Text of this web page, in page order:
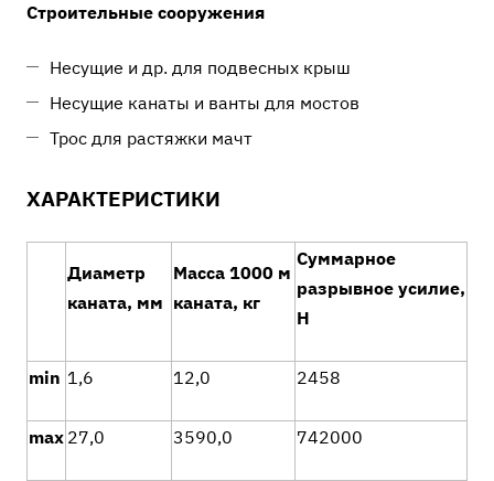
Строительные сооружения
Несущие и др. для подвесных крыш
Несущие канаты и ванты для мостов
Трос для растяжки мачт
ХАРАКТЕРИСТИКИ
Диаметр
каната, мм
Масса 1000 м
каната, кг
Суммарное
разрывное усилие,
Н
min 1,6 12,0 2458
max 27,0 3590,0 742000